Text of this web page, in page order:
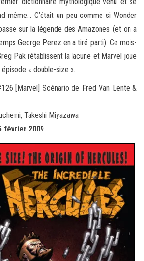
même… C’était un peu comme si Wonder
sur la légende des Amazones (et on a
George Perez en a tiré parti). Ce mois-
Pak rétablissent la lacune et Marvel joue
« double-size ».
[Marvel] Scénario de Fred Van Lente &
Takeshi Miyazawa
février 2009